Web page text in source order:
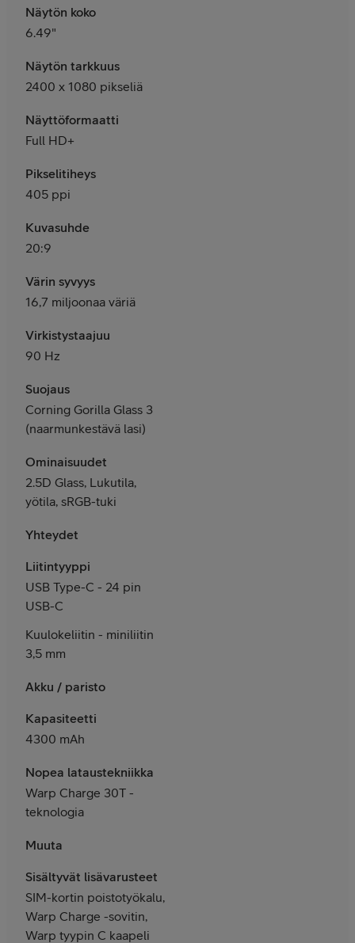
Näytön koko
6.49"
Näytön tarkkuus
2400 x 1080 pikseliä
Näyttöformaatti
Full HD+
Pikselitiheys
405 ppi
Kuvasuhde
20:9
Värin syvyys
16,7 miljoonaa väriä
Virkistystaajuu
90 Hz
Suojaus
Corning Gorilla Glass 3
(naarmunkestävä lasi)
Ominaisuudet
2.5D Glass, Lukutila,
yötila, sRGB-tuki
Yhteydet
Liitintyyppi
USB Type-C - 24 pin
USB-C
Kuulokeliitin - miniliitin
3,5 mm
Akku / paristo
Kapasiteetti
4300 mAh
Nopea lataustekniikka
Warp Charge 30T -
teknologia
Muuta
Sisältyvät lisävarusteet
SIM-kortin poistotyökalu,
Warp Charge -sovitin,
Warp tyypin C kaapeli